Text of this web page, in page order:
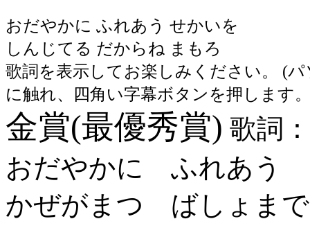
おだやかに ふれあう せかいを
しんじてる だからね まもろ
歌詞を表示してお楽しみください。 (
に触れ、四角い字幕ボタンを押します
金賞(最優秀賞) 歌詞：
おだやかに ふれあう
かぜがまつ ばしょま